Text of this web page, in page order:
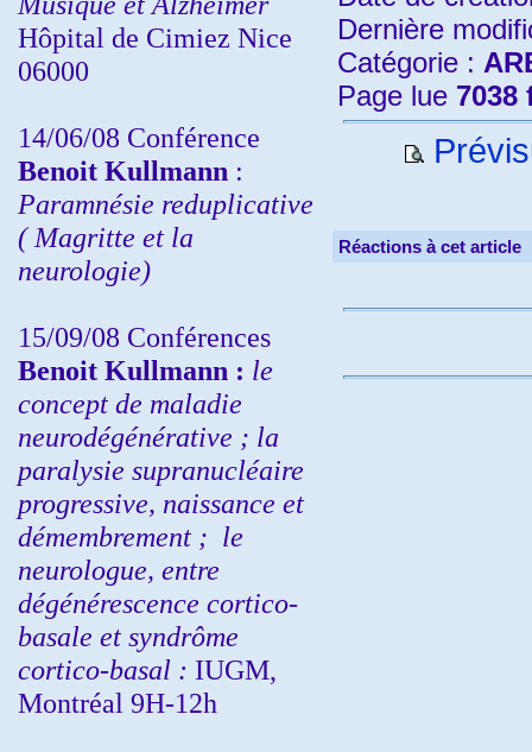
Hôpital de Cimiez Nice
06000
14/06/08 Conférence
Benoit Kullmann :
Paramnésie reduplicative
( Magritte et la
neurologie)
15/09/08 Conférences
Benoit Kullmann : le
concept de maladie
neurodégénérative ; la
paralysie supranucléaire
progressive, naissance et
démembrement ; le
neurologue, entre
dégénérescence cortico-
basale et syndrôme
cortico-basal : IUGM,
Montréal 9H-12h
Dernière
Catégorie :
Page lue 7038
Réactions à cet article